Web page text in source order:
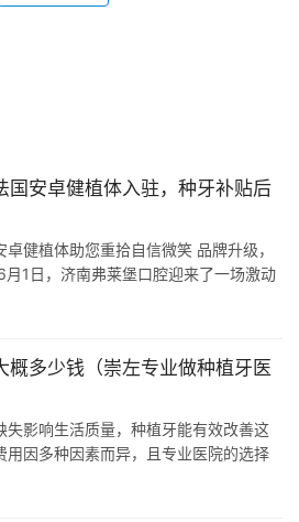
国安卓健植体入驻，种牙补贴后
健植体助您重拾自信微笑 品牌升级，
1日，济南弗莱堡口腔迎来了一场激动
概多少钱（崇左专业做种植牙医
影响生活质量，种植牙能有效改善这
用因多种因素而异，且专业医院的选择